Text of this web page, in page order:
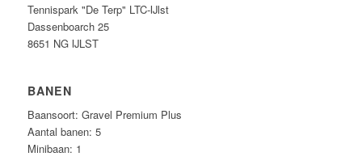
Tennispark "De Terp" LTC-IJlst
Dassenboarch 25
8651 NG IJLST
BANEN
Baansoort: Gravel Premium Plus
Aantal banen: 5
Minibaan: 1